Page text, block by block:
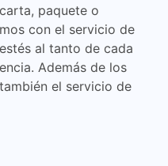
paquete o
con el servicio de
al tanto de cada
Además de los
el servicio de